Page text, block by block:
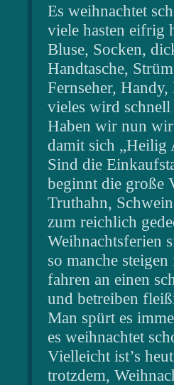
Es weihnachtet
viele hasten eifrig
Bluse, Socken,
Handtasche,
Fernseher,
vieles wird schnell
Haben wir nun
damit sich „Heilig
Sind die
beginnt die große
Truthahn,
zum reichlich
Weihnachtsferien
so manche
fahren an einen
und betreiben
Man spürt es
es weihnachtet
Vielleicht ist’s
trotzdem,